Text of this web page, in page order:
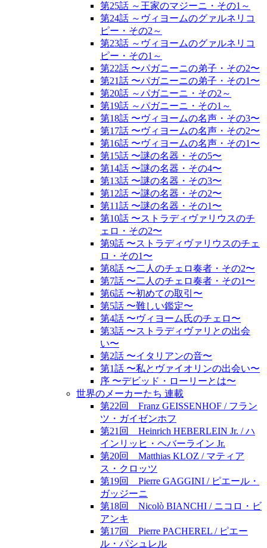
第25話 ～王家のマジーニ・その1～
第24話 ～ヴィヨームのグァルネリコ
ピー・その2～
第23話 ～ヴィヨームのグァルネリコ
ピー・その1～
第22話 〜パガニーニの弟子・その2〜
第21話 〜パガニーニの弟子・その1〜
第20話 ～パガニーニ・その2～
第19話 ～パガニーニ・その1～
第18話 〜ヴィヨームの名声・その3〜
第17話 〜ヴィヨームの名声・その2〜
第16話 〜ヴィヨームの名声・その1〜
第15話 〜謎の名器・その5〜
第14話 〜謎の名器・その4〜
第13話 〜謎の名器・その3〜
第12話 〜謎の名器・その2〜
第11話 〜謎の名器・その1〜
第10話 〜ストラディヴァリウスのチ
ェロ・その2〜
第9話 〜ストラディヴァリウスのチェ
ロ・その1〜
第8話 〜二人のチェロ奏者・その2〜
第7話 〜二人のチェロ奏者・その1〜
第6話 〜初めての取引〜
第5話 〜難しい鑑定〜
第4話 〜ヴィヨーム氏のチェロ〜
第3話 〜ストラディヴァリとの出会
い〜
第2話 〜イタリアンの音〜
第1話 〜私とヴァイオリンの出会い〜
序 〜デビッド・ローリーとは〜
世界のメーカーたち 連載
第22回 Franz GEISSENHOF / フラン
ツ・ガイゼンホフ
第21回 Heinrich HEBERLEIN Jr. / ハ
インリッヒ・ヘバーライン Jr.
第20回 Matthias KLOZ / マティア
ス・クロッツ
第19回 Pierre GAGGINI / ピエール・
ガッジーニ
第18回 Nicolò BIANCHI / ニコロ・ビ
アンキ
第17回 Pierre PACHEREL / ピエー
ル・パシュレル